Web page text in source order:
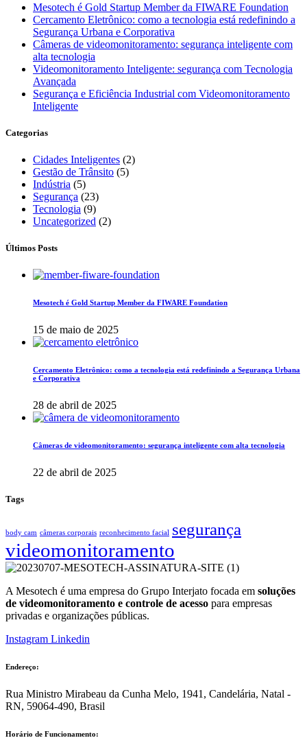
Mesotech é Gold Startup Member da FIWARE Foundation
Cercamento Eletrônico: como a tecnologia está redefinindo a
Segurança Urbana e Corporativa
Câmeras de videomonitoramento: segurança inteligente com
alta tecnologia
Videomonitoramento Inteligente: segurança com Tecnologia
Avançada
Segurança e Eficiência Industrial com Videomonitoramento
Inteligente
Categorias
Cidades Inteligentes (2)
Gestão de Trânsito (5)
Indústria (5)
Segurança (23)
Tecnologia (9)
Uncategorized (2)
Últimos Posts
Mesotech é Gold Startup Member da FIWARE Foundation
15 de maio de 2025
Cercamento Eletrônico: como a tecnologia está redefinindo a Segurança Urbana
e Corporativa
28 de abril de 2025
Câmeras de videomonitoramento: segurança inteligente com alta tecnologia
22 de abril de 2025
Tags
body cam câmeras corporais reconhecimento facial segurança
videomonitoramento
A Mesotech é uma empresa do Grupo Interjato focada em soluções
de videomonitoramento e controle de acesso para empresas
privadas e organizações públicas.
Instagram Linkedin
Endereço:
Rua Ministro Mirabeau da Cunha Melo, 1941, Candelária, Natal -
RN, 59064-490, Brasil
Horário de Funcionamento: